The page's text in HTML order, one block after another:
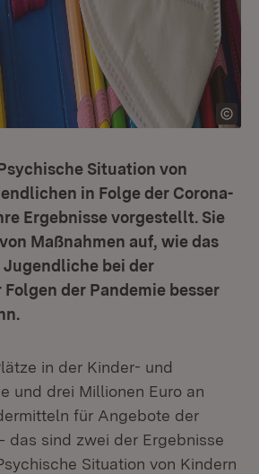
Situation von
in Folge der Corona-
Ergebnisse vorgestellt. Sie
Maßnahmen auf, wie das
Jugendliche bei der
der Pandemie besser
in der Kinder- und
und drei Millionen Euro an
für Angebote der
das sind zwei der Ergebnisse
Situation von Kindern